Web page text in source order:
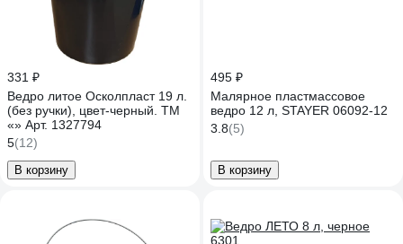
331 ₽
Ведро литое Осколпласт 19 л.
(без ручки), цвет-черный. ТМ
«» Арт. 1327794
5(12)
В корзину
495 ₽
Малярное пластмассовое
ведро 12 л, STAYER 06092-12
3.8(5)
В корзину